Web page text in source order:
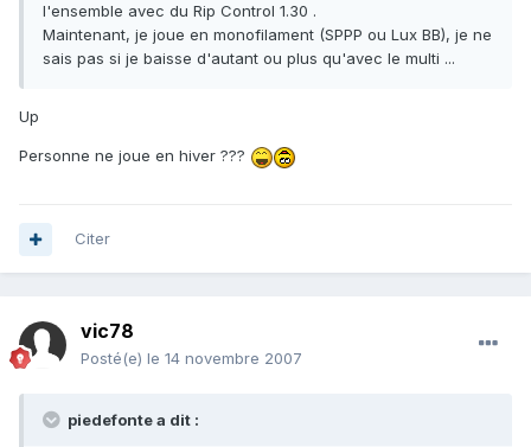
l'ensemble avec du Rip Control 1.30 .
Maintenant, je joue en monofilament (SPPP ou Lux BB), je ne
sais pas si je baisse d'autant ou plus qu'avec le multi ...
Up
Personne ne joue en hiver ???
Citer
vic78
Posté(e) le 14 novembre 2007
piedefonte a dit :